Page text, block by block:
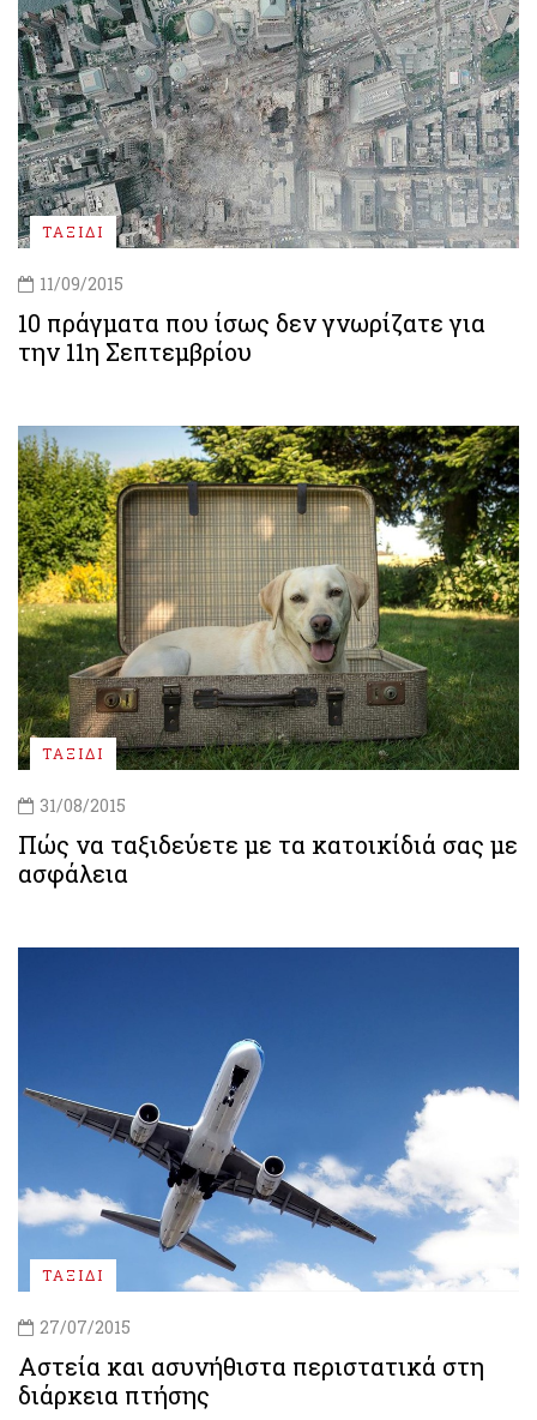
ΤΑΞΙΔΙ
11/09/2015
10 πράγματα που ίσως δεν γνωρίζατε για
την 11η Σεπτεμβρίου
ΤΑΞΙΔΙ
31/08/2015
Πώς να ταξιδεύετε με τα κατοικίδιά σας με
ασφάλεια
ΤΑΞΙΔΙ
27/07/2015
Αστεία και ασυνήθιστα περιστατικά στη
διάρκεια πτήσης